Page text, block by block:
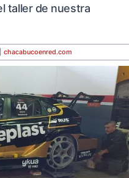
taller de nuestra
chacabucoenred.com